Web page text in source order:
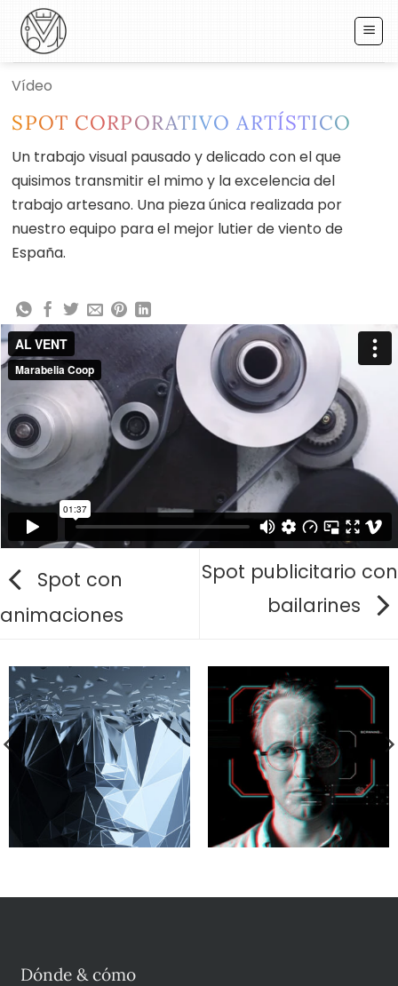
Saltar
contenido
Vídeo
SPOT CORPORATIVO ARTÍSTICO
Un trabajo visual pausado y delicado con el que
quisimos transmitir el mimo y la excelencia del
trabajo artesano. Una pieza única realizada por
nuestro equipo para el mejor lutier de viento de
España.
Spot con
animaciones
Spot publicitario con
bailarines
Dónde & cómo